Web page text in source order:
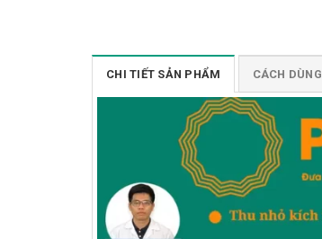
CHI TIẾT SẢN PHẨM CÁCH DÙNG